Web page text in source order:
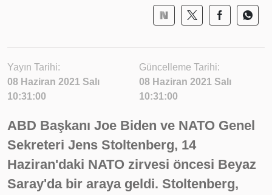
Yayın Tarihi:
08 Haziran 2021 Salı
10:31:00
Güncelleme Tarihi:
08 Haziran 2021 Salı
10:31:00
ABD Başkanı Joe Biden ve NATO Genel
Sekreteri Jens Stoltenberg, 14
Haziran'daki NATO zirvesi öncesi Beyaz
Saray'da bir araya geldi. Stoltenberg,